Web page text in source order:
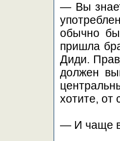
— Вы
обычно
пришла
Диди.
должен
хотите, от
— И чаще